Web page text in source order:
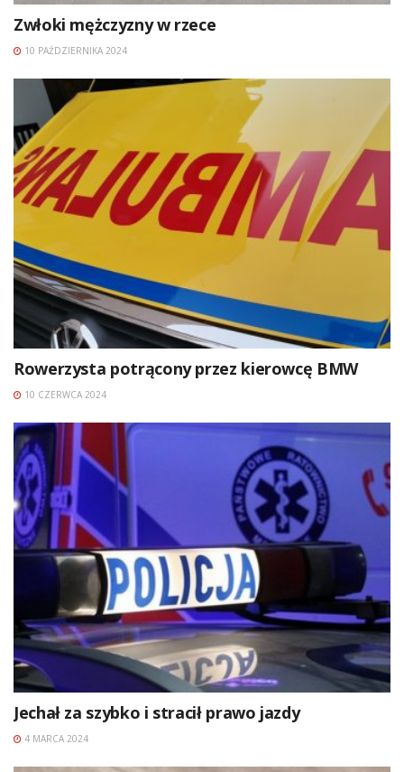
Zwłoki mężczyzny w rzece
10 PAŹDZIERNIKA 2024
Rowerzysta potrącony przez kierowcę BMW
10 CZERWCA 2024
Jechał za szybko i stracił prawo jazdy
4 MARCA 2024